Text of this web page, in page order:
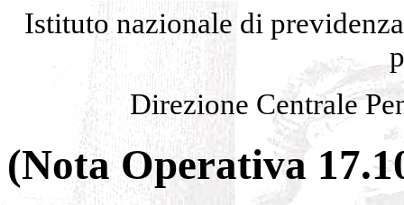
Istituto nazionale di
Direzione Centrale
(Nota Operativa